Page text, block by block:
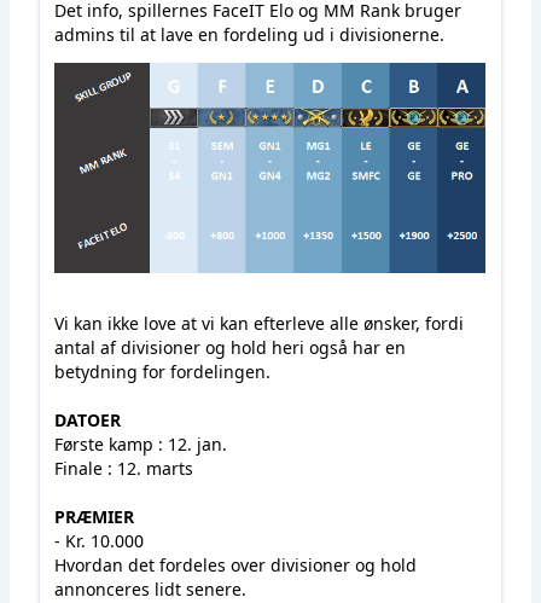
Det info, spillernes FaceIT Elo og MM Rank bruger
admins til at lave en fordeling ud i divisionerne.
Vi kan ikke love at vi kan efterleve alle ønsker, fordi
antal af divisioner og hold heri også har en
betydning for fordelingen.
DATOER
Første kamp : 12. jan.
Finale : 12. marts
PRÆMIER
- Kr. 10.000
Hvordan det fordeles over divisioner og hold
annonceres lidt senere.